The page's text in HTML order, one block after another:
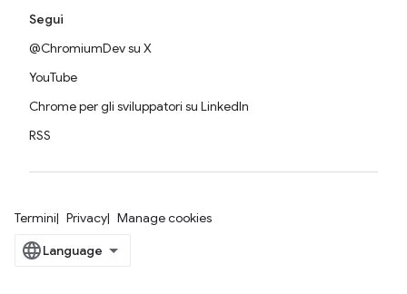
Segui
@ChromiumDev su X
YouTube
Chrome per gli sviluppatori su LinkedIn
RSS
Termini Privacy Manage cookies